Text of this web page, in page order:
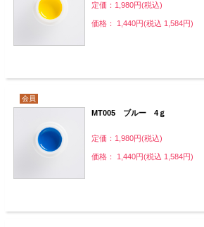
定価：1,980円(税込)
価格： 1,440円(税込 1,584円)
会員
MT005 ブルー 4ｇ
定価：1,980円(税込)
価格： 1,440円(税込 1,584円)